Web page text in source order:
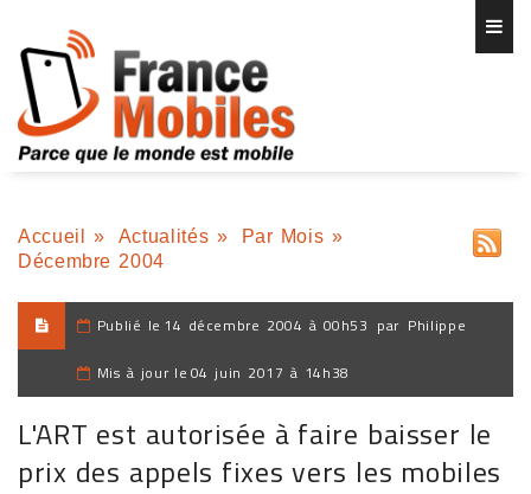
Accueil » Actualités » Par Mois »
Décembre 2004
Publié le 14 décembre 2004 à 00h53 par Philippe
Mis à jour le 04 juin 2017 à 14h38
L'ART est autorisée à faire baisser le
prix des appels fixes vers les mobiles